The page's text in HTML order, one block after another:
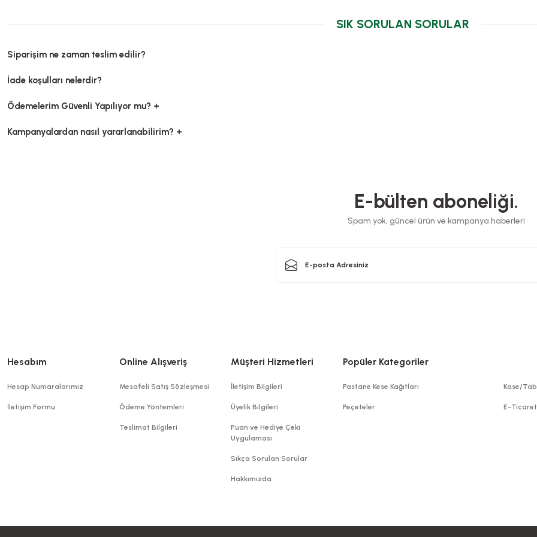
SIK SORULAN SORULAR
Siparişim ne zaman teslim edilir?
İade koşulları nelerdir?
Ödemelerim Güvenli Yapılıyor mu? +
Kampanyalardan nasıl yararlanabilirim? +
E-bülten aboneliği.
Spam yok, güncel ürün ve kampanya haberleri
Hesabım
Hesap Numaralarımız
İletişim Formu
Online Alışveriş
Mesafeli Satış Sözleşmesi
Ödeme Yöntemleri
Teslimat Bilgileri
Müşteri Hizmetleri
İletişim Bilgileri
Üyelik Bilgileri
Puan ve Hediye Çeki
Uygulaması
Sıkça Sorulan Sorular
Hakkımızda
Popüler Kategoriler
Pastane Kese Kağıtları Kase/
Peçeteler E-Ticaret